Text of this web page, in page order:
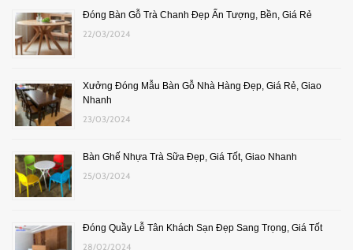
Đóng Bàn Gỗ Trà Chanh Đẹp Ấn Tượng, Bền, Giá Rẻ
22/03/2024
Xưởng Đóng Mẫu Bàn Gỗ Nhà Hàng Đẹp, Giá Rẻ, Giao
Nhanh
23/03/2024
Bàn Ghế Nhựa Trà Sữa Đẹp, Giá Tốt, Giao Nhanh
25/03/2024
Đóng Quầy Lễ Tân Khách Sạn Đẹp Sang Trọng, Giá Tốt
28/02/2024